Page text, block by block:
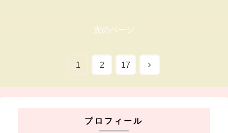
次のページ
1 2 17 次
プロフィール